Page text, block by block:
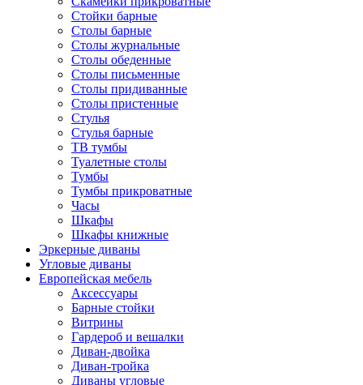
Стойки барные
Столы барные
Столы журнальные
Столы обеденные
Столы письменные
Столы придиванные
Столы пристенные
Стулья
Стулья барные
ТВ тумбы
Туалетные столы
Тумбы
Тумбы прикроватные
Часы
Шкафы
Шкафы книжные
Эркерные диваны
Угловые диваны
Европейская мебель
Аксессуары
Барные стойки
Витрины
Гардероб и вешалки
Диван-двойка
Диван-тройка
Диваны угловые